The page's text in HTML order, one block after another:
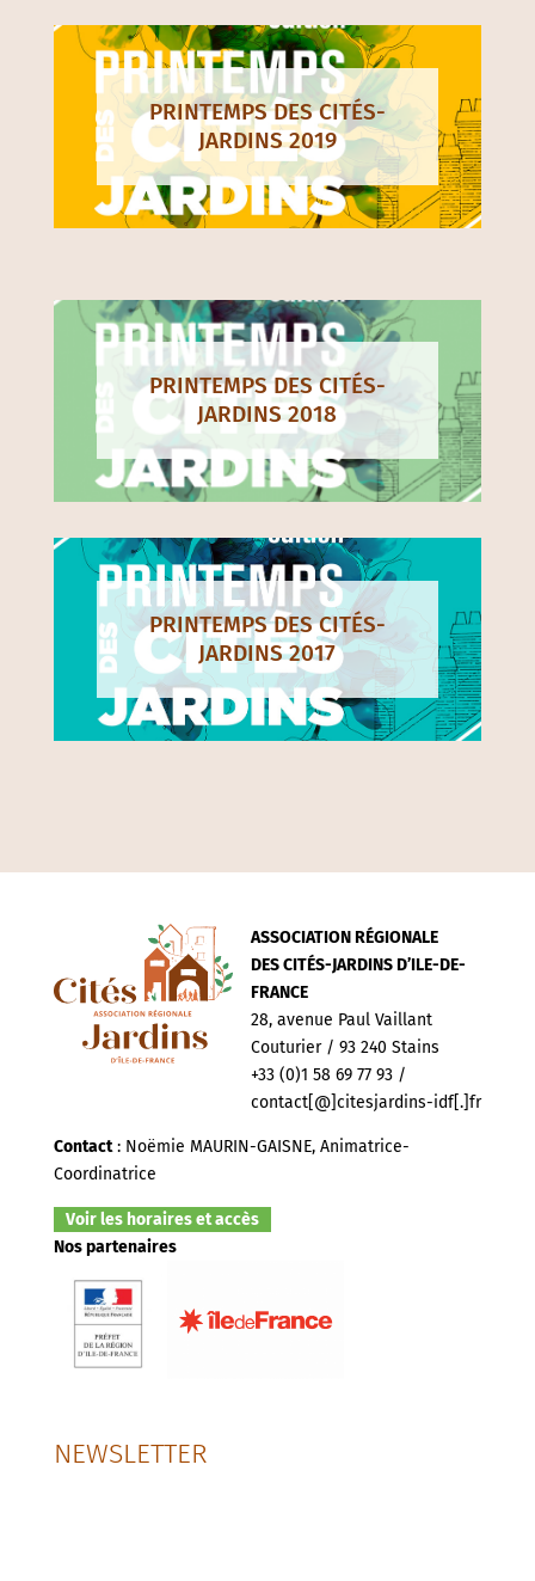
PRINTEMPS DES CITÉS-
JARDINS 2019
PRINTEMPS DES CITÉS-
JARDINS 2018
PRINTEMPS DES CITÉS-
JARDINS 2017
ASSOCIATION RÉGIONALE
DES CITÉS-JARDINS D’ILE-DE-
FRANCE
28, avenue Paul Vaillant
Couturier / 93 240 Stains
+33 (0)1 58 69 77 93 /
contact[@]citesjardins-idf[.]fr
Contact: Noëmie MAURIN-GAISNE, Animatrice-
Coordinatrice
Voir les horaires et accès
Nos partenaires
NEWSLETTER